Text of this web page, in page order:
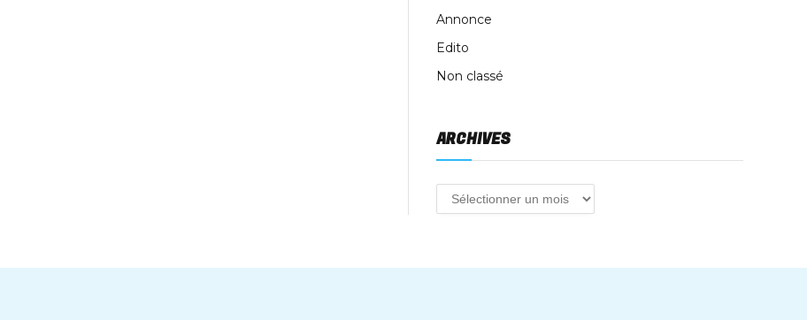
Annonce
Edito
Non classé
ARCHIVES